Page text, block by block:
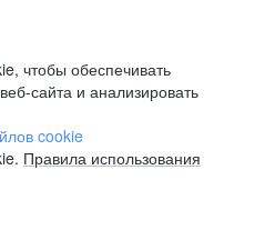
чтобы обеспечивать
сайта и анализировать
cookie
Правила использования